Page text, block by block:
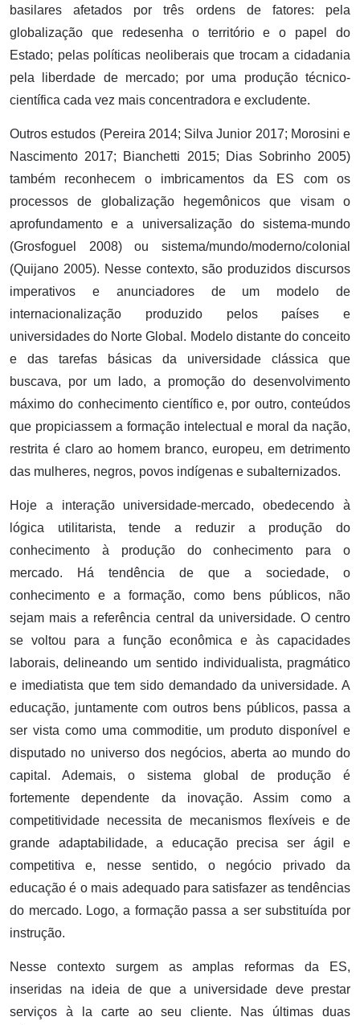
basilares afetados por três ordens de fatores: pela
globalização que redesenha o território e o papel do
Estado; pelas políticas neoliberais que trocam a cidadania
pela liberdade de mercado; por uma produção técnico-
científica cada vez mais concentradora e excludente.
Outros estudos (Pereira 2014; Silva Junior 2017; Morosini e
Nascimento 2017; Bianchetti 2015; Dias Sobrinho 2005)
também reconhecem o imbricamentos da ES com os
processos de globalização hegemônicos que visam o
aprofundamento e a universalização do sistema-mundo
(Grosfoguel 2008) ou sistema/mundo/moderno/colonial
(Quijano 2005). Nesse contexto, são produzidos discursos
imperativos e anunciadores de um modelo de
internacionalização produzido pelos países e
universidades do Norte Global. Modelo distante do conceito
e das tarefas básicas da universidade clássica que
buscava, por um lado, a promoção do desenvolvimento
máximo do conhecimento científico e, por outro, conteúdos
que propiciassem a formação intelectual e moral da nação,
restrita é claro ao homem branco, europeu, em detrimento
das mulheres, negros, povos indígenas e subalternizados.
Hoje a interação universidade-mercado, obedecendo à
lógica utilitarista, tende a reduzir a produção do
conhecimento à produção do conhecimento para o
mercado. Há tendência de que a sociedade, o
conhecimento e a formação, como bens públicos, não
sejam mais a referência central da universidade. O centro
se voltou para a função econômica e às capacidades
laborais, delineando um sentido individualista, pragmático
e imediatista que tem sido demandado da universidade. A
educação, juntamente com outros bens públicos, passa a
ser vista como uma commoditie, um produto disponível e
disputado no universo dos negócios, aberta ao mundo do
capital. Ademais, o sistema global de produção é
fortemente dependente da inovação. Assim como a
competitividade necessita de mecanismos flexíveis e de
grande adaptabilidade, a educação precisa ser ágil e
competitiva e, nesse sentido, o negócio privado da
educação é o mais adequado para satisfazer as tendências
do mercado. Logo, a formação passa a ser substituída por
instrução.
Nesse contexto surgem as amplas reformas da ES,
inseridas na ideia de que a universidade deve prestar
serviços à la carte ao seu cliente. Nas últimas duas